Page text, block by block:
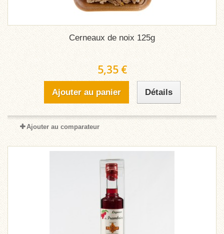
Cerneaux de noix 125g
5,35 €
Ajouter au panier Détails
Ajouter au comparateur